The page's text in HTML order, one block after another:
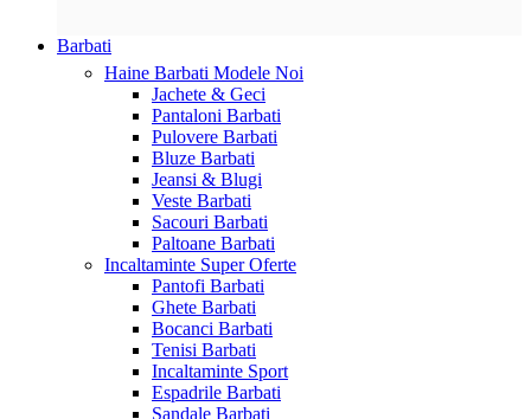
Barbati
Haine Barbati Modele Noi
Jachete & Geci
Pantaloni Barbati
Pulovere Barbati
Bluze Barbati
Jeansi & Blugi
Veste Barbati
Sacouri Barbati
Paltoane Barbati
Incaltaminte Super Oferte
Pantofi Barbati
Ghete Barbati
Bocanci Barbati
Tenisi Barbati
Incaltaminte Sport
Espadrile Barbati
Sandale Barbati